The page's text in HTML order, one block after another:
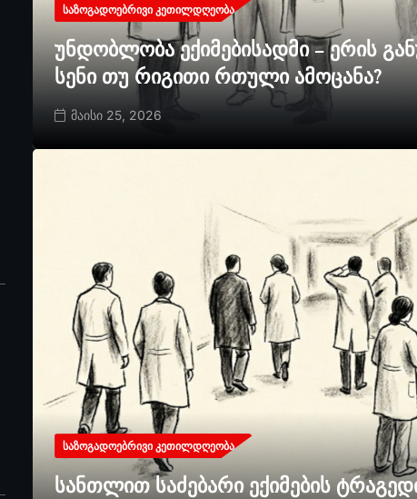
ᲡᲐᲖᲝᲒᲐᲓᲝᲔᲑᲠᲘᲕᲘ ᲙᲔᲗᲘᲚᲓᲦᲔᲝᲑᲐ
უნდობლობა ექიმებისადმი – ერის
სენი თუ რიგითი რთული ამოცანა?
მაისი 25, 2026
ᲡᲐᲖᲝᲒᲐᲓᲝᲔᲑᲠᲘᲕᲘ ᲙᲔᲗᲘᲚᲓᲦᲔᲝᲑᲐ
სანთლით საძებარი ექიმების